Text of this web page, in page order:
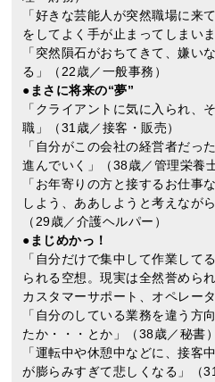
「好きな芸能人が突然職場に来
をしてよく手が止まってしまい
「突然隕石がおちてきて、嫌い
る」（22歳／一般事務）
●まさに将来の“夢”
「クライアントに気に入られ、
職」（31歳／接客・販売）
「自分がこの会社の経営者だっ
進んでいく」（38歳／管理栄養士
「お年寄りの方と接するお仕事
しよう、ああしようと考えなが
（29歳／介護ヘルパー）
●まじめかっ！
「自分だけで集中して作業して
られる空想。現実は全然誉めら
カスタマーサポート、オペレータ
「自分のしている業務を違う方
たか・・・とか」（38歳／秘書）
「運転中や休憩中などに、接客
が膨らみすぎて悲しくなる」（